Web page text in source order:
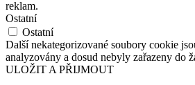
reklam.
Ostatní
Ostatní
Další nekategorizované soubory cookie
analyzovány a dosud nebyly zařazeny do
ULOŽIT A PŘIJMOUT